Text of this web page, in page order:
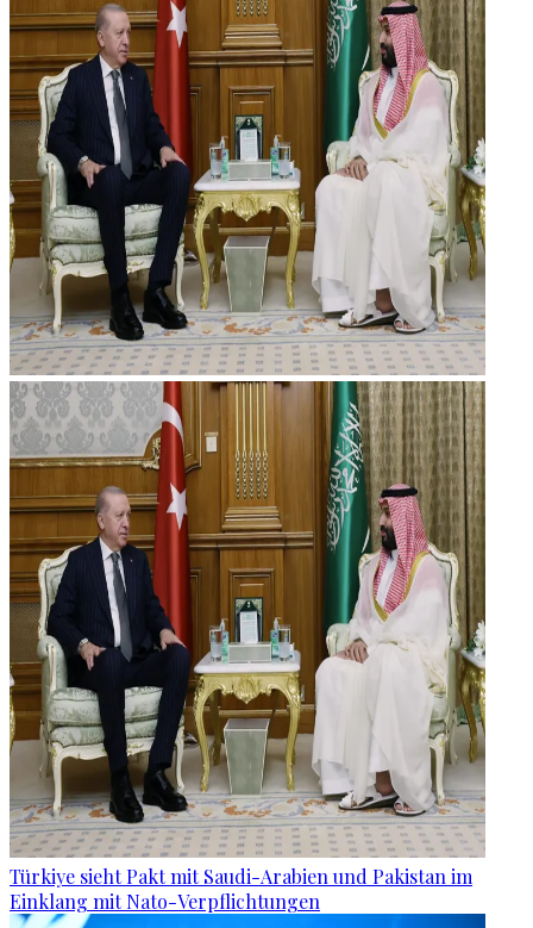
Türkiye sieht Pakt mit Saudi-Arabien und Pakistan im
Einklang mit Nato-Verpflichtungen